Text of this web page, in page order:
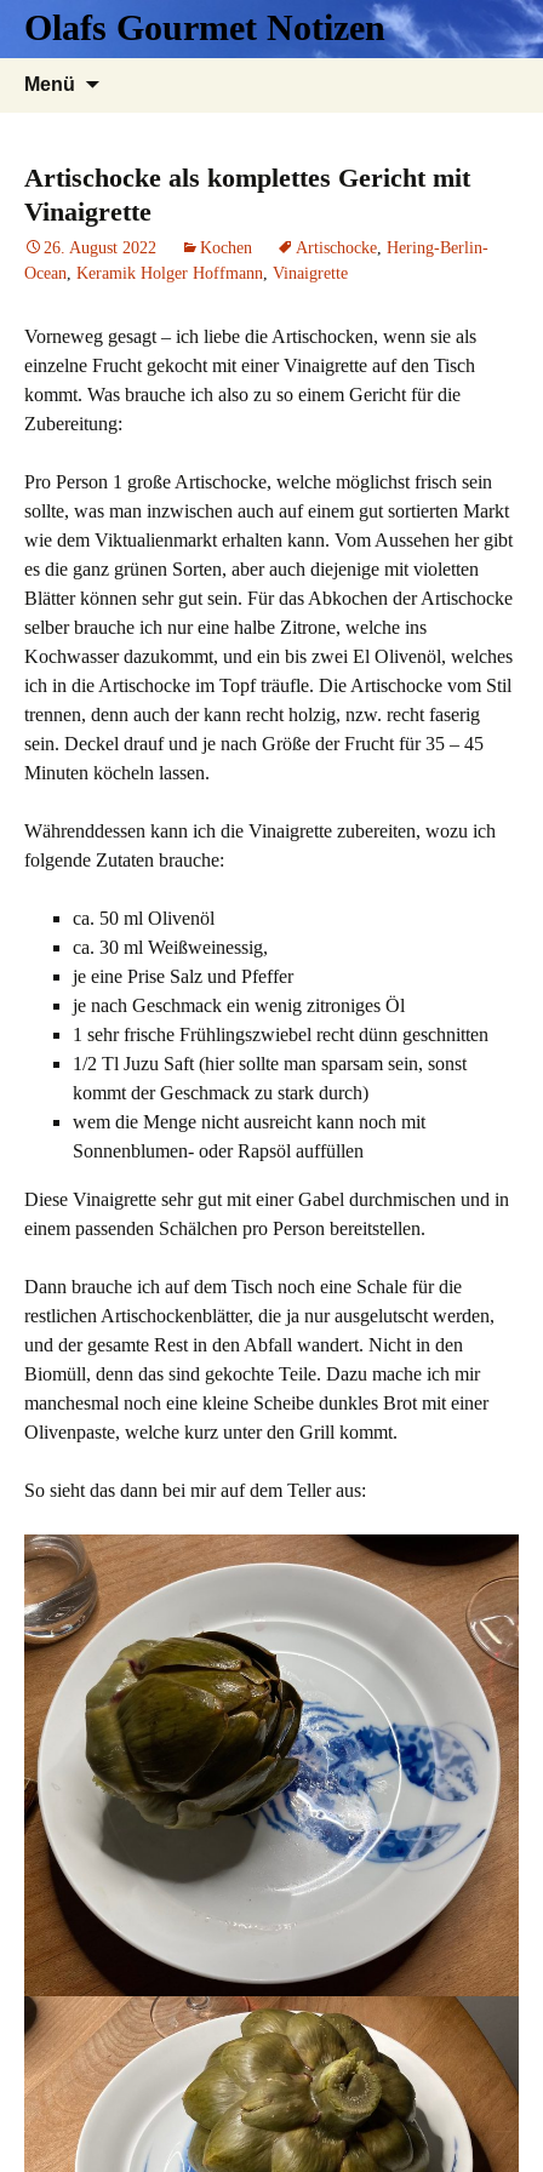
Zum
InhaltOlafs Gourmet Notizen
Menü
Artischocke als komplettes Gericht mit
Vinaigrette
26. August 2022 Kochen Artischocke, Hering-Berlin-
Ocean, Keramik Holger Hoffmann, Vinaigrette
Vorneweg gesagt – ich liebe die Artischocken, wenn sie als
einzelne Frucht gekocht mit einer Vinaigrette auf den Tisch
kommt. Was brauche ich also zu so einem Gericht für die
Zubereitung:
Pro Person 1 große Artischocke, welche möglichst frisch sein
sollte, was man inzwischen auch auf einem gut sortierten Markt
wie dem Viktualienmarkt erhalten kann. Vom Aussehen her gibt
es die ganz grünen Sorten, aber auch diejenige mit violetten
Blätter können sehr gut sein. Für das Abkochen der Artischocke
selber brauche ich nur eine halbe Zitrone, welche ins
Kochwasser dazukommt, und ein bis zwei El Olivenöl, welches
ich in die Artischocke im Topf träufle. Die Artischocke vom Stil
trennen, denn auch der kann recht holzig, nzw. recht faserig
sein. Deckel drauf und je nach Größe der Frucht für 35 – 45
Minuten köcheln lassen.
Währenddessen kann ich die Vinaigrette zubereiten, wozu ich
folgende Zutaten brauche:
ca. 50 ml Olivenöl
ca. 30 ml Weißweinessig,
je eine Prise Salz und Pfeffer
je nach Geschmack ein wenig zitroniges Öl
1 sehr frische Frühlingszwiebel recht dünn geschnitten
1/2 Tl Juzu Saft (hier sollte man sparsam sein, sonst
kommt der Geschmack zu stark durch)
wem die Menge nicht ausreicht kann noch mit
Sonnenblumen- oder Rapsöl auffüllen
Diese Vinaigrette sehr gut mit einer Gabel durchmischen und in
einem passenden Schälchen pro Person bereitstellen.
Dann brauche ich auf dem Tisch noch eine Schale für die
restlichen Artischockenblätter, die ja nur ausgelutscht werden,
und der gesamte Rest in den Abfall wandert. Nicht in den
Biomüll, denn das sind gekochte Teile. Dazu mache ich mir
manchesmal noch eine kleine Scheibe dunkles Brot mit einer
Olivenpaste, welche kurz unter den Grill kommt.
So sieht das dann bei mir auf dem Teller aus: